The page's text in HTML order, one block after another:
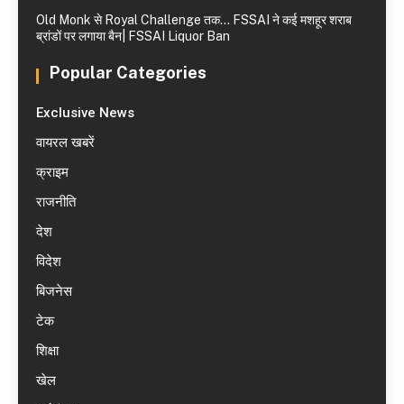
Old Monk से Royal Challenge तक… FSSAI ने कई मशहूर शराब
ब्रांडों पर लगाया बैन| FSSAI Liquor Ban
Popular Categories
Exclusive News
वायरल खबरें
क्राइम
राजनीति
देश
विदेश
बिजनेस
टेक
शिक्षा
खेल